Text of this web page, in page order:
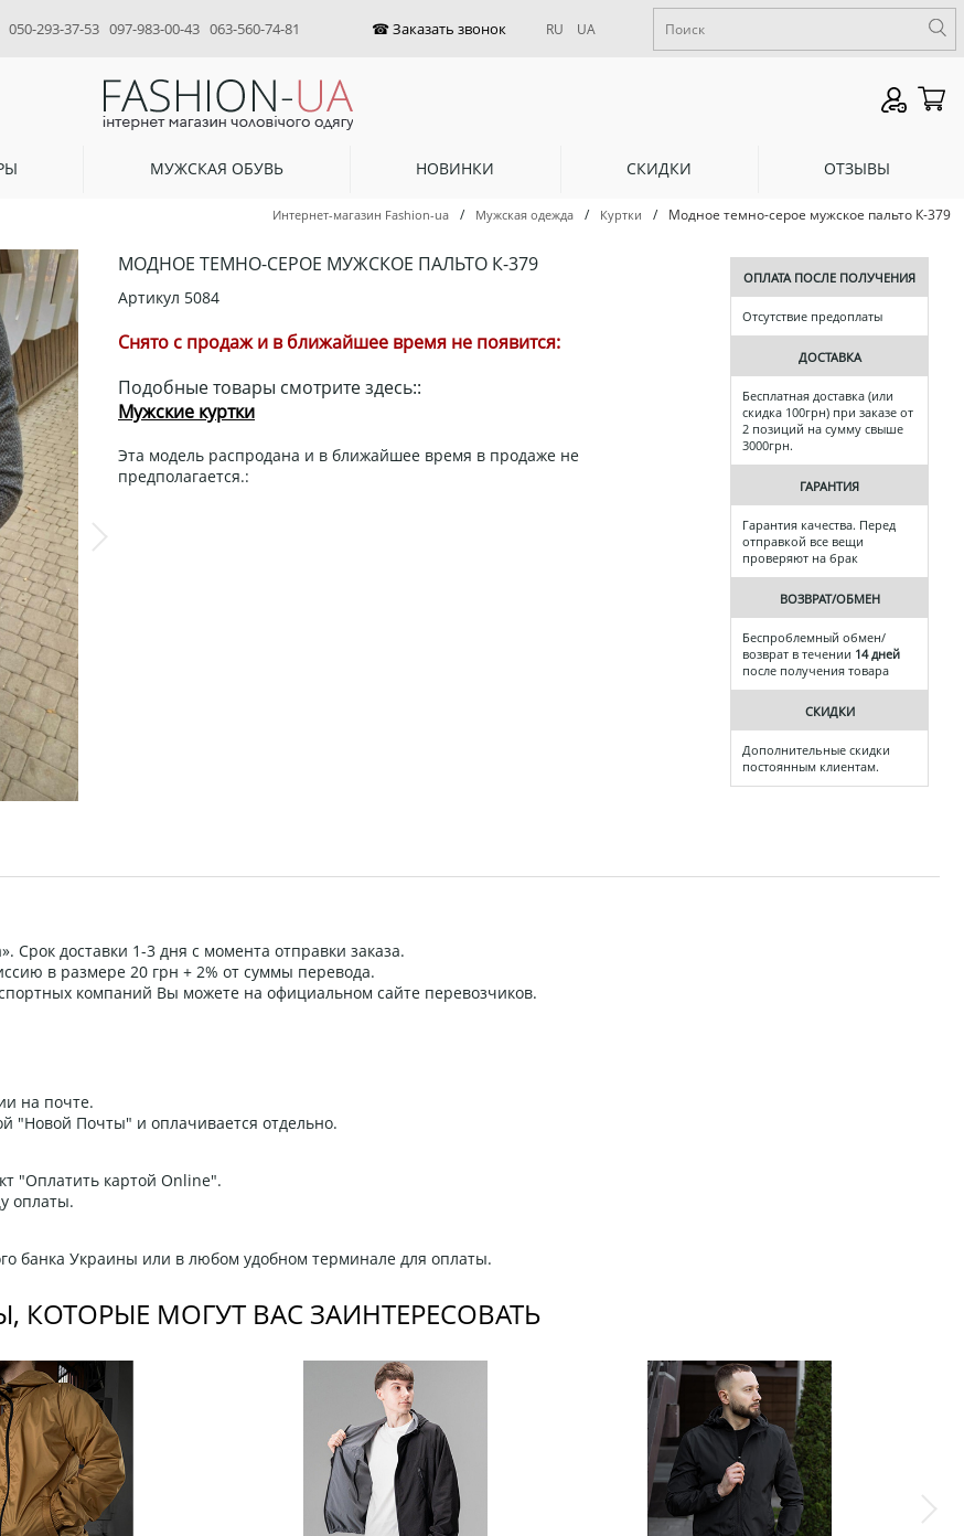
050-293-37-53 097-983-00-43 063-560-74-81 RU UA
МУЖСКАЯ ОБУВЬ НОВИНКИ СКИДКИ ОТЗЫВЫ
Интернет-магазин Fashion-ua / Мужская одежда / Куртки / Модное темно-серое мужское пальто К-379
МОДНОЕ ТЕМНО-СЕРОЕ МУЖСКОЕ ПАЛЬТО К-379
Артикул 5084
Снято с продаж и в ближайшее время не появится:
Подобные товары смотрите здесь::
Мужские куртки
Эта модель распродана и в ближайшее время в продаже не
предполагается.:
ОПЛАТА ПОСЛЕ ПОЛУЧЕНИЯ
Отсутствие предоплаты
ДОСТАВКА
Бесплатная доставка (или
скидка 100грн) при заказе от
2 позиций на сумму свыше
3000грн.
ГАРАНТИЯ
Гарантия качества. Перед
отправкой все вещи
проверяют на брак
ВОЗВРАТ/ОБМЕН
Беспроблемный обмен/
возврат в течении 14 дней
после получения товара
СКИДКИ
Дополнительные скидки
постоянным клиентам.
Срок доставки 1-3 дня с момента отправки заказа.
в размере 20 грн + 2% от суммы перевода.
компаний Вы можете на официальном сайте перевозчиков.
на почте.
"Новой Почты" и оплачивается отдельно.
"Оплатить картой Online".
оплаты.
банка Украины или в любом удобном терминале для оплаты.
КОТОРЫЕ МОГУТ ВАС ЗАИНТЕРЕСОВАТЬ